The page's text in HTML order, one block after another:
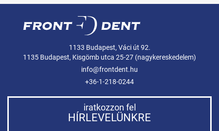
1133 Budapest, Váci út 92.
1135 Budapest, Kisgömb utca 25-27 (nagykereskedelem)
info@frontdent.hu
+36-1-218-0244
iratkozzon fel
HÍRLEVELÜNKRE